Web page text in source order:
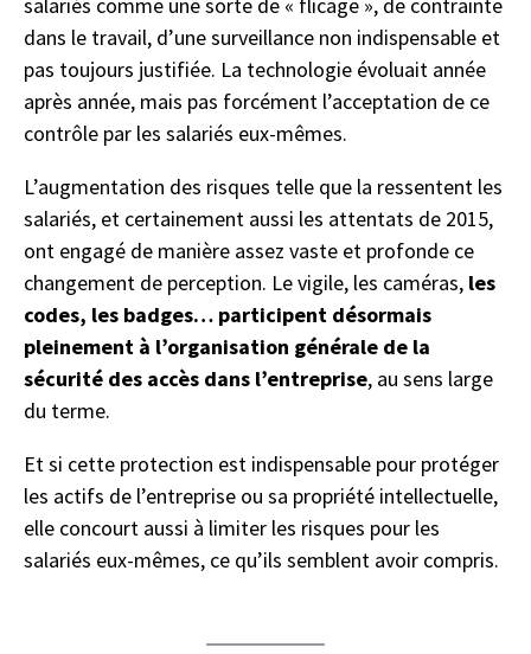
dans le travail, d’une surveillance non indispensable et
pas toujours justifiée. La technologie évoluait année
après année, mais pas forcément l’acceptation de ce
contrôle par les salariés eux-mêmes.
L’augmentation des risques telle que la ressentent les
salariés, et certainement aussi les attentats de 2015,
ont engagé de manière assez vaste et profonde ce
changement de perception. Le vigile, les caméras, les
codes, les badges… participent désormais
pleinement à l’organisation générale de la
sécurité des accès dans l’entreprise, au sens large
du terme.
Et si cette protection est indispensable pour protéger
les actifs de l’entreprise ou sa propriété intellectuelle,
elle concourt aussi à limiter les risques pour les
salariés eux-mêmes, ce qu’ils semblent avoir compris.